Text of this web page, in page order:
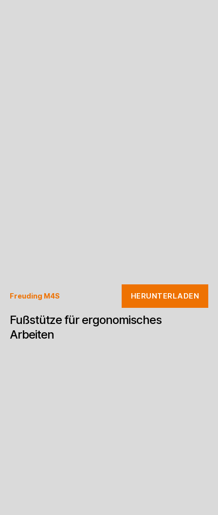
Freuding M4S HERUNTERLADEN
Fußstütze für ergonomisches
Arbeiten